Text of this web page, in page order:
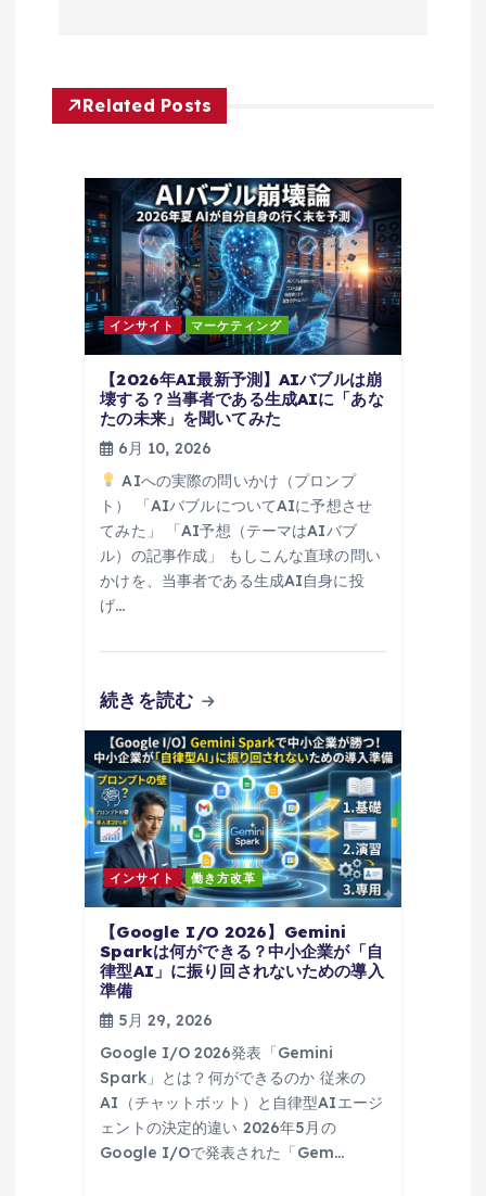
ーRelated Posts
インサイト マーケティング
【2026年AI最新予測】AIバブルは崩
壊する？当事者である生成AIに「あな
たの未来」を聞いてみた
6月 10, 2026
AIへの実際の問いかけ（プロンプ
ト） 「AIバブルについてAIに予想させ
てみた」 「AI予想（テーマはAIバブ
ル）の記事作成」 もしこんな直球の問い
かけを、当事者である生成AI自身に投
げ…
続きを読む
インサイト 働き方改革
【Google I/O 2026】Gemini
Sparkは何ができる？中小企業が「自
律型AI」に振り回されないための導入
準備
5月 29, 2026
Google I/O 2026発表「Gemini
Spark」とは？何ができるのか 従来の
AI（チャットボット）と自律型AIエージ
ェントの決定的違い 2026年5月の
Google I/Oで発表された「Gem…